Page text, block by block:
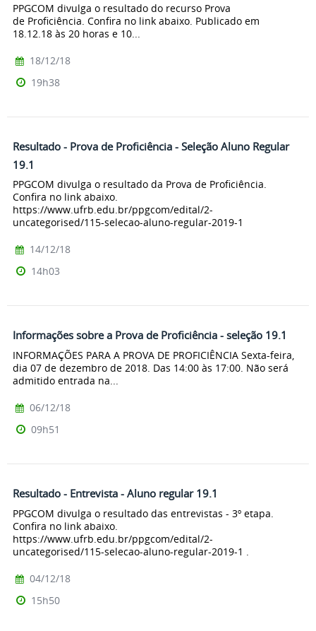
PPGCOM divulga o resultado do recurso Prova
de Proficiência. Confira no link abaixo. Publicado em
18.12.18 às 20 horas e 10...
18/12/18
19h38
Resultado - Prova de Proficiência - Seleção Aluno Regular
19.1
PPGCOM divulga o resultado da Prova de Proficiência.
Confira no link abaixo.
https://www.ufrb.edu.br/ppgcom/edital/2-
uncategorised/115-selecao-aluno-regular-2019-1
14/12/18
14h03
Informações sobre a Prova de Proficiência - seleção 19.1
INFORMAÇÕES PARA A PROVA DE PROFICIÊNCIA Sexta-feira,
dia 07 de dezembro de 2018. Das 14:00 às 17:00. Não será
admitido entrada na...
06/12/18
09h51
Resultado - Entrevista - Aluno regular 19.1
PPGCOM divulga o resultado das entrevistas - 3º etapa.
Confira no link abaixo.
https://www.ufrb.edu.br/ppgcom/edital/2-
uncategorised/115-selecao-aluno-regular-2019-1 .
04/12/18
15h50